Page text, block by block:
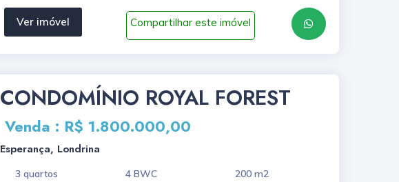
Ver imóvel Compartilhar este imóvel
CONDOMÍNIO ROYAL FOREST
Venda : R$ 1.800.000,00
Esperança, Londrina
3 quartos 4 BWC 200 m2